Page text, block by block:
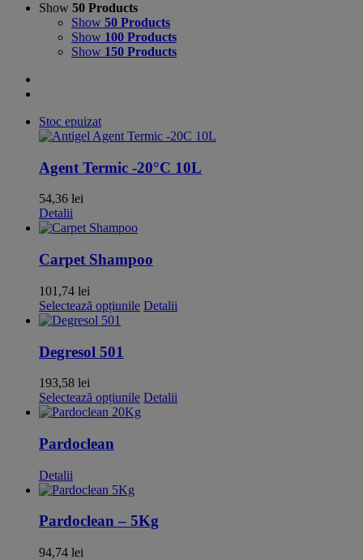
Show 50 Products
Show 50 Products
Show 100 Products
Show 150 Products
Stoc epuizat
Agent Termic -20°C 10L
54,36 lei
Detalii
Carpet Shampoo
101,74 lei
Selectează opțiunile Acest
Opțiunile
pot
Detalii
Degresol 501
193,58 lei
Selectează opțiunile Acest
fi
alese
Detalii
Pardoclean
Detalii
Pardoclean – 5Kg
94,74 lei